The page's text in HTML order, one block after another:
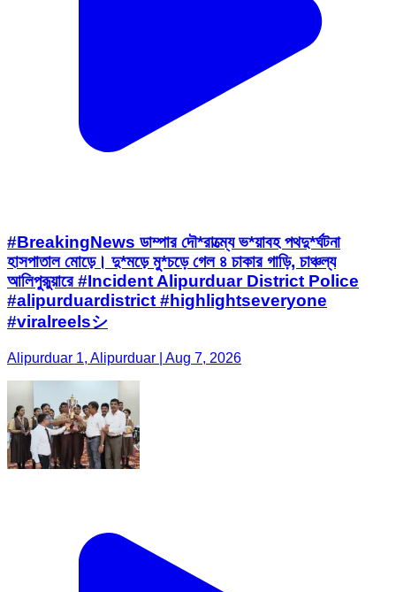
#BreakingNews ডাম্পার দৌ*রাত্ম্যে ভ*য়াবহ পথদু*র্ঘটনা
হাসপাতাল মোড়ে। দু*মড়ে মু*চড়ে গেল ৪ চাকার গাড়ি, চাঞ্চল্য
আলিপুরূুয়ারে #Incident Alipurduar District Police
#alipurduardistrict #highlightseveryone
#viralreelsシ
Alipurduar 1, Alipurduar | Aug 7, 2026